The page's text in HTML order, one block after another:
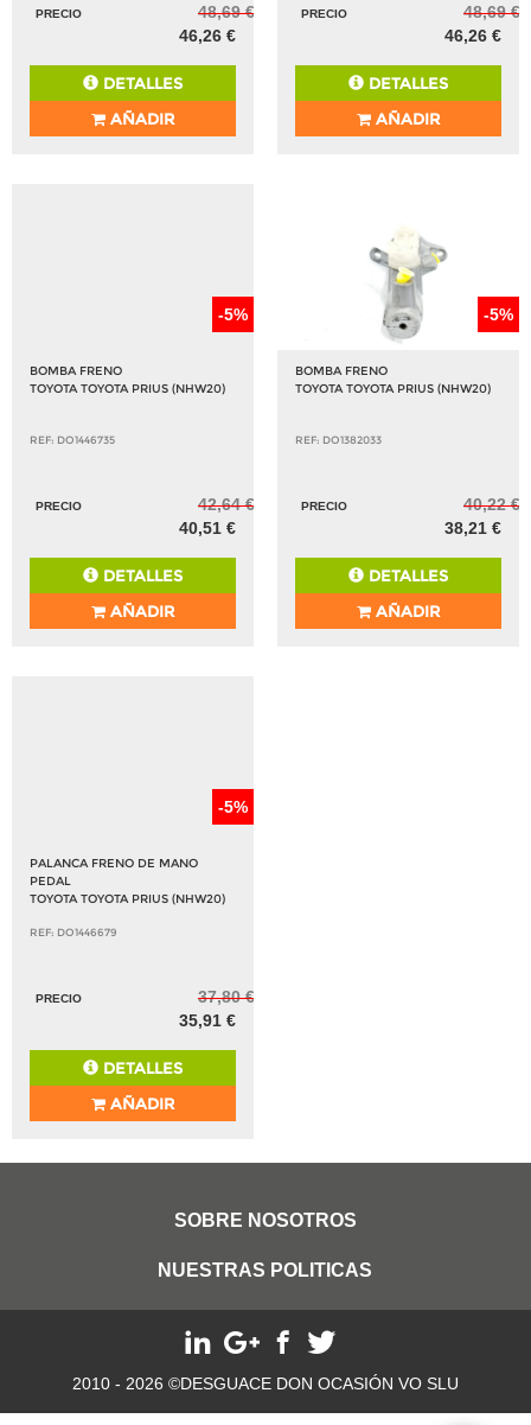
PRECIO
48,69 €
46,26 €
DETALLES
AÑADIR
PRECIO
48,69 €
46,26 €
DETALLES
AÑADIR
-5%
BOMBA FRENO
TOYOTA TOYOTA PRIUS (NHW20)
REF: DO1446735
PRECIO
42,64 €
40,51 €
DETALLES
AÑADIR
-5%
BOMBA FRENO
TOYOTA TOYOTA PRIUS (NHW20)
REF: DO1382033
PRECIO
40,22 €
38,21 €
DETALLES
AÑADIR
-5%
PALANCA FRENO DE MANO
PEDAL
TOYOTA TOYOTA PRIUS (NHW20)
REF: DO1446679
PRECIO
37,80 €
35,91 €
DETALLES
AÑADIR
SOBRE NOSOTROS
NUESTRAS POLITICAS
2010 - 2026 ©DESGUACE DON OCASIÓN VO SLU